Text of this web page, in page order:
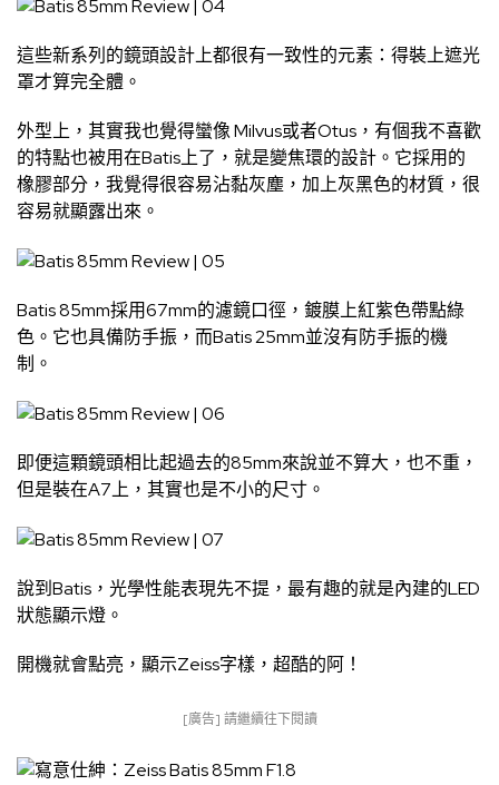
這些新系列的鏡頭設計上都很有一致性的元素：得裝上遮光
罩才算完全體。
外型上，其實我也覺得蠻像 Milvus或者Otus，有個我不喜歡
的特點也被用在Batis上了，就是變焦環的設計。它採用的
橡膠部分，我覺得很容易沾黏灰塵，加上灰黑色的材質，很
容易就顯露出來。
Batis 85mm採用67mm的濾鏡口徑，鍍膜上紅紫色帶點綠
色。它也具備防手振，而Batis 25mm並沒有防手振的機
制。
即便這顆鏡頭相比起過去的85mm來說並不算大，也不重，
但是裝在A7上，其實也是不小的尺寸。
說到Batis，光學性能表現先不提，最有趣的就是內建的LED
狀態顯示燈。
開機就會點亮，顯示Zeiss字樣，超酷的阿！
[廣告] 請繼續往下閱讀